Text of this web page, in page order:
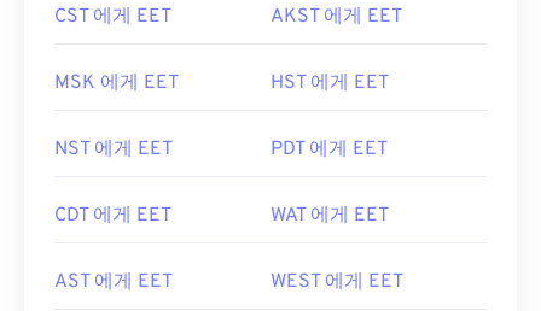
CST 에게 EET AKST 에게 EET
MSK 에게 EET HST 에게 EET
NST 에게 EET PDT 에게 EET
CDT 에게 EET WAT 에게 EET
AST 에게 EET WEST 에게 EET